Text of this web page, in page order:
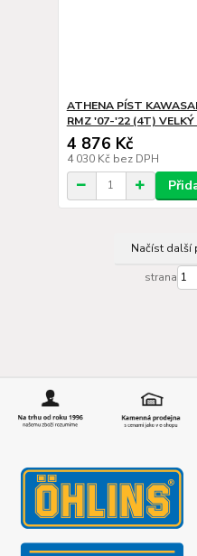
ATHENA PÍST
RMZ '07-'22 (4T)
4 876 Kč
4 030 Kč bez DPH
Načíst další
strana